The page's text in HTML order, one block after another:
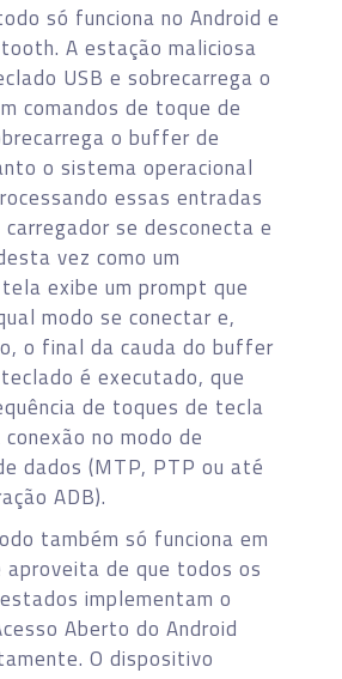
só funciona no Android e
A estação maliciosa
USB e sobrecarrega o
comandos de toque de
o buffer de
o sistema operacional
essas entradas
se desconecta e
vez como um
exibe um prompt que
modo se conectar e,
o final da cauda do buffer
é executado, que
de toques de tecla
no modo de
dados (MTP, PTP ou até
ADB).
também só funciona em
aproveita de que todos os
implementam o
Aberto do Android
O dispositivo